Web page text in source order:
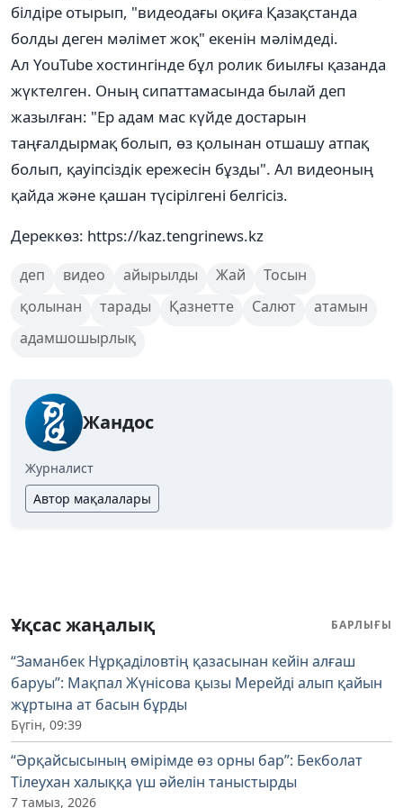
білдіре отырып, "видеодағы оқиға Қазақстанда
болды деген мәлімет жоқ" екенін мәлімдеді.
Ал YouTube хостингінде бұл ролик биылғы қазанда
жүктелген. Оның сипаттамасында былай деп
жазылған: "Ер адам мас күйде достарын
таңғалдырмақ болып, өз қолынан отшашу атпақ
болып, қауіпсіздік ережесін бұзды". Ал видеоның
қайда және қашан түсірілгені белгісіз.
Дереккөз: https://kaz.tengrinews.kz
деп видео айырылды Жай
Тосын
қолынан
тарады Қазнетте Салют
атамын
адамшошырлық
Жандос
Журналист
Автор мақалалары
Ұқсас жаңалық БАРЛЫҒЫ
“Заманбек Нұрқаділовтің қазасынан кейін алғаш
баруы”: Мақпал Жүнісова қызы Мерейді алып қайын
жұртына ат басын бұрды
Бүгін, 09:39
“Әрқайсысының өмірімде өз орны бар”: Бекболат
Тілеухан халыққа үш әйелін таныстырды
7 тамыз, 2026